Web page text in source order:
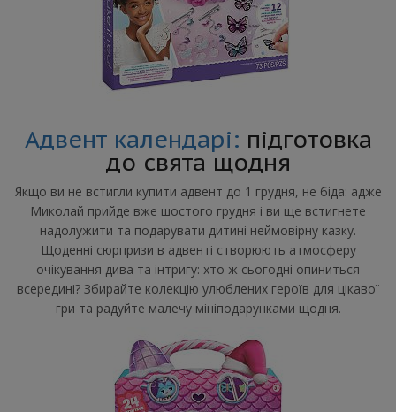
Адвент календарі: підготовка
до свята щодня
Якщо ви не встигли купити адвент до 1 грудня, не біда: адже
Миколай прийде вже шостого грудня і ви ще встигнете
надолужити та подарувати дитині неймовірну казку.
Щоденні сюрпризи в адвенті створюють атмосферу
очікування дива та інтригу: хто ж сьогодні опиниться
всередині? Збирайте колекцію улюблених героїв для цікавої
гри та радуйте малечу мініподарунками щодня.